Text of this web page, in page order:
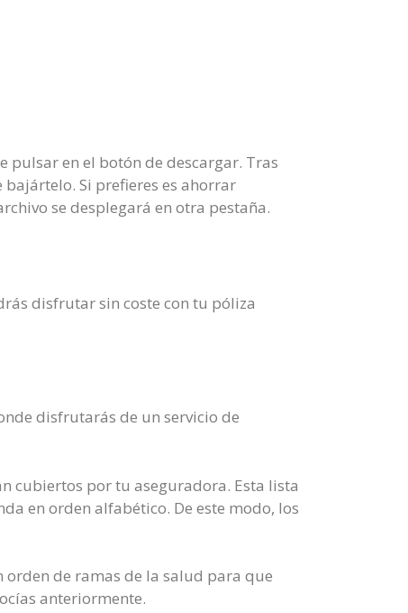
pulsar en el botón de descargar. Tras
Si prefieres es ahorrar
se desplegará en otra pestaña.
disfrutar sin coste con tu póliza
disfrutarás de un servicio de
cubiertos por tu aseguradora. Esta lista
en orden alfabético. De este modo, los
orden de ramas de la salud para que
anteriormente.